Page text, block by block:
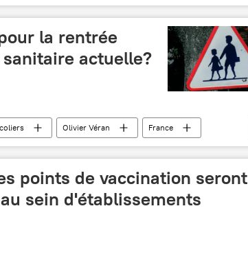
France
la rentrée
actuelle?
Olivier Véran
France
points de vaccination seront
sein d'établissements